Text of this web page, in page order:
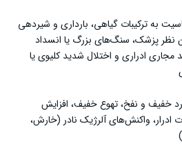
به ترکیبات گیاهی، بارداری و شیردهی
نظر پزشک، سنگ‌های بزرگ یا انسداد
مجاری ادراری و اختلال شدید کلیوی یا
خفیف و نفخ، تهوع خفیف، افزایش
ادرار، واکنش‌های آلرژیک نادر (خارش،